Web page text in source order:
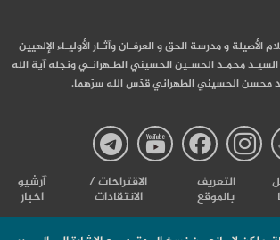
الأصيلة و مدرسة الحق و العرفـان وآثـار الأوليـاء الإلهيين
السيـد محمـد الحسـين الحسيني الطـهرانـي ونجله آية الله
محسن الحسيني الطهراني قدّس الله سرّهما.
صفحة
صفحة
صفحة
التعریف
بالموقع
الاقتراحات /
الانتقادات
آرشیو
اخبار